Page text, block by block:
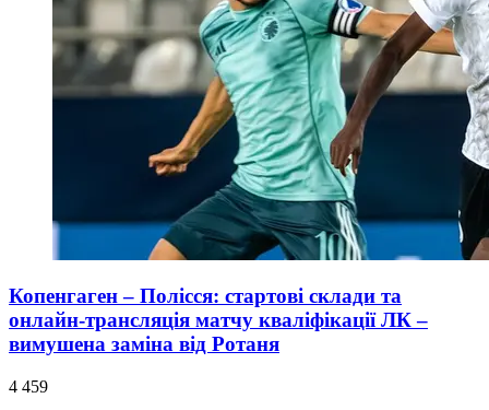
Копенгаген – Полісся: стартові склади та
онлайн-трансляція матчу кваліфікації ЛК –
вимушена заміна від Ротаня
4 459